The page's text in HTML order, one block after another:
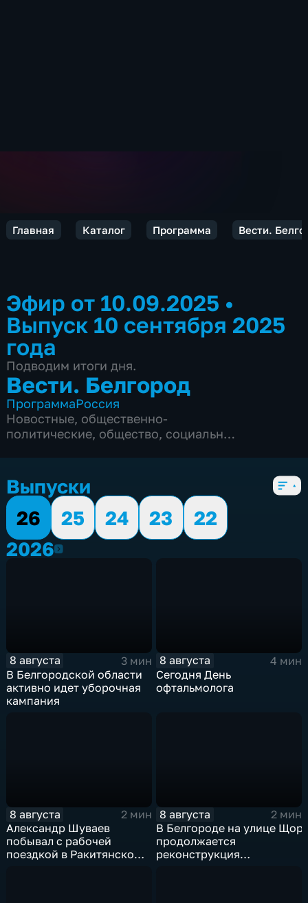
Главная Каталог Программа Вести.
Эфир от 10.09.2025 •
Выпуск 10 сентября 2025
года
Подводим итоги дня.
Вести. Белгород
ПрограммаРоссия
Новостные, общественно-
политические, общество, социально-
Выпуски
26
25 24 23
22
20262026
8 августа
3 мин
В Белгородской области
активно идет уборочная
кампания
8 августа
4 мин
Сегодня День
офтальмолога
8 августа
2 мин
Александр Шуваев
побывал с рабочей
поездкой в Ракитянском
8 августа
2 мин
В Белгороде на улице
продолжается
реконструкция